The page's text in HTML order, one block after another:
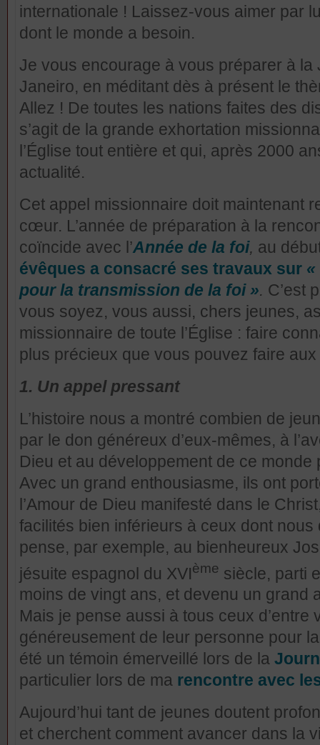
internationale ! Laissez-vous aimer par
dont le monde a besoin.
Je vous encourage à vous préparer à
Janeiro, en méditant dès à présent le
Allez ! De toutes les nations faites des
s’agit de la grande exhortation
l’Église tout entière et qui, après 2000
actualité.
Cet appel missionnaire doit maintenant
cœur. L’année de préparation à la
coïncide avec l’Année de la foi, au
évêques a consacré ses travaux sur
pour la transmission de la foi ». C’est
vous soyez, vous aussi, chers jeunes,
missionnaire de toute l’Église : faire
plus précieux que vous pouvez faire
1. Un appel pressant
L’histoire nous a montré combien de
par le don généreux d’eux-mêmes, à
Dieu et au développement de ce monde
Avec un grand enthousiasme, ils ont
l’Amour de Dieu manifesté dans le
facilités bien inférieurs à ceux dont nous
pense, par exemple, au bienheureux
jésuite espagnol du XVIème siècle, parti
moins de vingt ans, et devenu un grand
Mais je pense aussi à tous ceux d’entre
généreusement de leur personne pour la
été un témoin émerveillé lors de la
particulier lors de ma rencontre avec
Aujourd’hui tant de jeunes doutent
et cherchent comment avancer dans la